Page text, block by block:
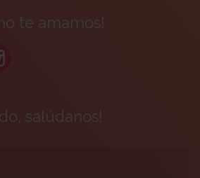
te amamos!
salúdanos!